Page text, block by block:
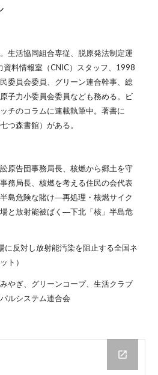
生活協同組合専従、脱原発法制定運
料情報室（CNIC）スタッフ、1998
委員会委員、グリーン連合幹事、総
子力小委員会委員なども務める。ビ
チのコラムに連載執筆中。著書に
つ森書館）がある。
原告団事務局長、核燃から郷土を守
務局長、核燃を考える住民の会代表
島危険な賭け―再処理・核燃サイク
と放射能被ばく―下北「核」半島危
に反対し放射能汚染を阻止する全国ネ
ト）
やぎ、グリーンコープ、生活クラブ
ルシステム連合会